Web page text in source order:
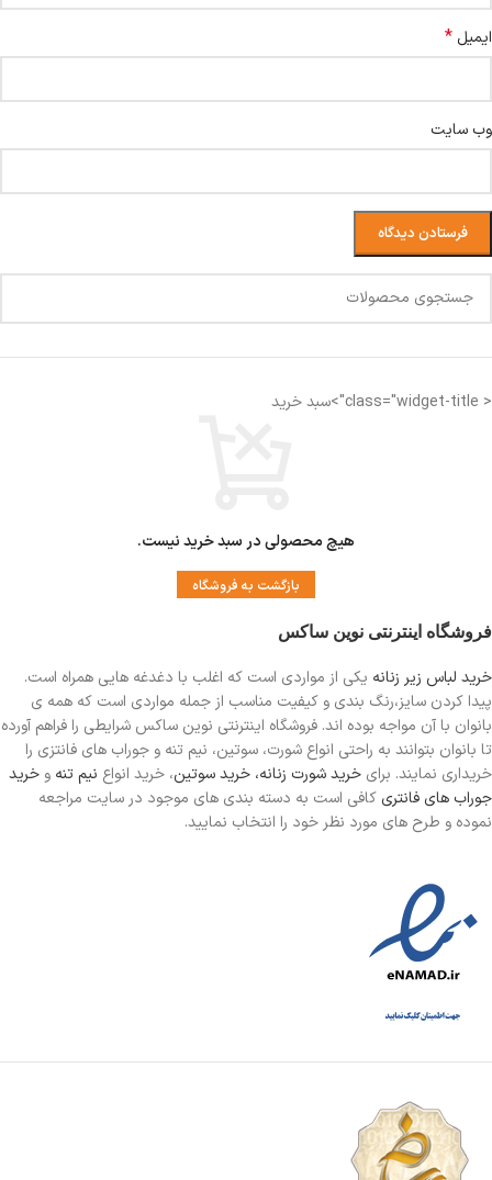
ایمیل *
وب‌ سایت
< class="widget-title">سبد خرید
هیچ محصولی در سبد خرید نیست.
بازگشت به فروشگاه
فروشگاه اینترنتی نوین ساکس
خرید لباس زیر زنانه یکی از مواردی است که اغلب با دغدغه هایی همراه است.
پیدا کردن سایز،رنگ بندی و کیفیت مناسب از جمله مواردی است که همه ی
بانوان با آن مواجه بوده اند. فروشگاه اینترنتی نوین ساکس شرایطی را فراهم آورده
تا بانوان بتوانند به راحتی انواع شورت، سوتین، نیم تنه و جوراب های فانتزی را
خریداری نمایند. برای خرید شورت زنانه، خرید سوتین، خرید انواع نیم تنه و خرید
جوراب های فانتری کافی است به دسته بندی های موجود در سایت مراجعه
نموده و طرح های مورد نظر خود را انتخاب نمایید.